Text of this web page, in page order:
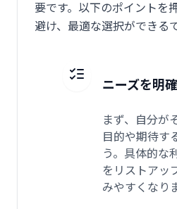
要です。以下のポイントを
避け、最適な選択ができる
ニーズを明
まず、自分が
目的や期待す
う。具体的な
をリストアッ
みやすくなり